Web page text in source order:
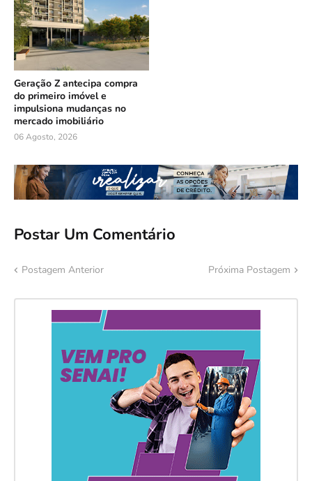
Geração Z antecipa compra
do primeiro imóvel e
impulsiona mudanças no
mercado imobiliário
06 Agosto, 2026
Postar Um Comentário
Postagem Anterior Próxima Postagem